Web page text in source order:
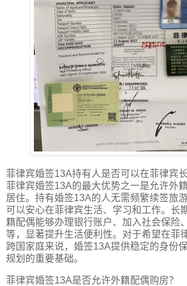
菲律宾婚签13A持有人是否可以在菲律宾长
菲律宾婚签13A的最大优势之一是允许外
居住。持有婚签13A的人无需频繁续签旅
可以安心在菲律宾生活、学习和工作。长
籍配偶能够办理银行账户、加入社会保险
等，显著提升生活便利性。对于希望在菲
跨国家庭来说，婚签13A提供稳定的身份
规划的重要基础。
菲律宾婚签13A是否允许外籍配偶购房？